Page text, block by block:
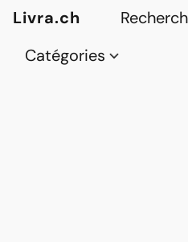
Livra.ch
Catégories